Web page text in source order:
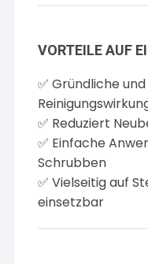
VORTEILE AUF
✅ Gründliche
✅ Reduziert
✅ Einfache
Schrubben
✅ Vielseitig auf
einsetzbar